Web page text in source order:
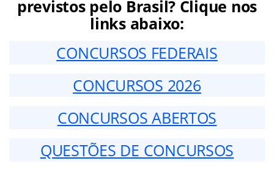
previstos pelo Brasil? Clique nos
links abaixo:
CONCURSOS FEDERAIS
CONCURSOS 2026
CONCURSOS ABERTOS
QUESTÕES DE CONCURSOS